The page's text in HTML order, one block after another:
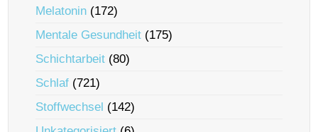
Melatonin (172)
Mentale Gesundheit (175)
Schichtarbeit (80)
Schlaf (721)
Stoffwechsel (142)